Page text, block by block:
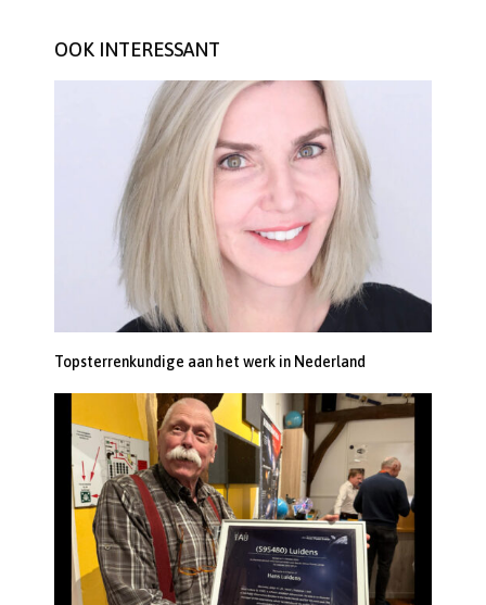
OOK INTERESSANT
Topsterrenkundige aan het werk in Nederland